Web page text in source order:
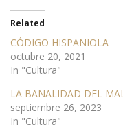
Related
CÓDIGO HISPANIOLA
octubre 20, 2021
In "Cultura"
LA BANALIDAD DEL MAL
septiembre 26, 2023
In "Cultura"